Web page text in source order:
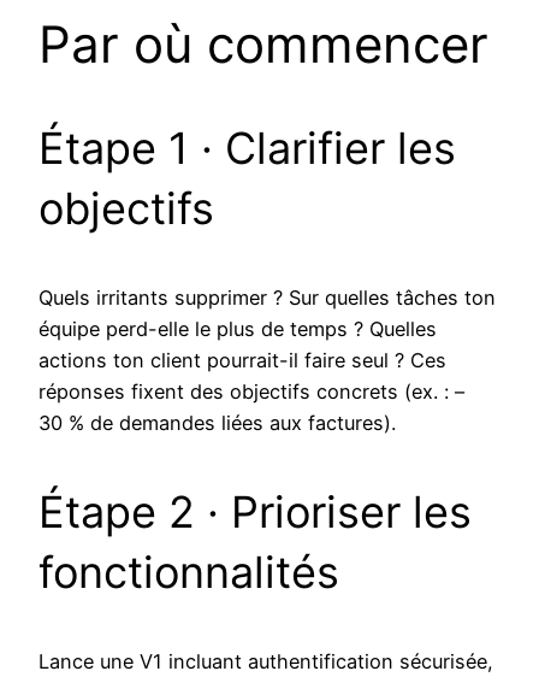
Par où commencer
Étape 1 · Clarifier les
objectifs
Quels irritants supprimer ? Sur quelles tâches ton
équipe perd-elle le plus de temps ? Quelles
actions ton client pourrait-il faire seul ? Ces
réponses fixent des objectifs concrets (ex. : –
30 % de demandes liées aux factures).
Étape 2 · Prioriser les
fonctionnalités
Lance une V1 incluant authentification sécurisée,